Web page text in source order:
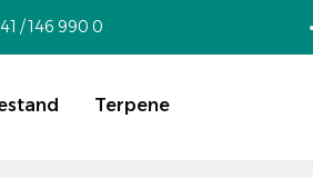
/ 146 990 0
Terpene